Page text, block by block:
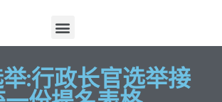
:行政长官选举接